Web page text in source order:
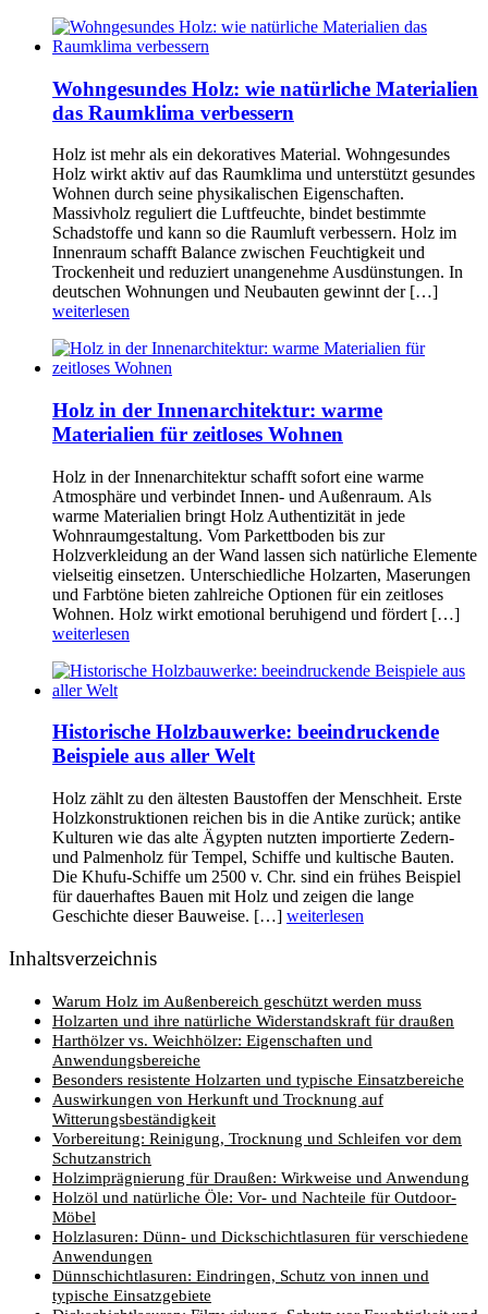
Wohngesundes Holz: wie natürliche Materialien
das Raumklima verbessern
Holz ist mehr als ein dekoratives Material. Wohngesundes
Holz wirkt aktiv auf das Raumklima und unterstützt gesundes
Wohnen durch seine physikalischen Eigenschaften.
Massivholz reguliert die Luftfeuchte, bindet bestimmte
Schadstoffe und kann so die Raumluft verbessern. Holz im
Innenraum schafft Balance zwischen Feuchtigkeit und
Trockenheit und reduziert unangenehme Ausdünstungen. In
deutschen Wohnungen und Neubauten gewinnt der […]
weiterlesen
Holz in der Innenarchitektur: warme
Materialien für zeitloses Wohnen
Holz in der Innenarchitektur schafft sofort eine warme
Atmosphäre und verbindet Innen- und Außenraum. Als
warme Materialien bringt Holz Authentizität in jede
Wohnraumgestaltung. Vom Parkettboden bis zur
Holzverkleidung an der Wand lassen sich natürliche Elemente
vielseitig einsetzen. Unterschiedliche Holzarten, Maserungen
und Farbtöne bieten zahlreiche Optionen für ein zeitloses
Wohnen. Holz wirkt emotional beruhigend und fördert […]
weiterlesen
Historische Holzbauwerke: beeindruckende
Beispiele aus aller Welt
Holz zählt zu den ältesten Baustoffen der Menschheit. Erste
Holzkonstruktionen reichen bis in die Antike zurück; antike
Kulturen wie das alte Ägypten nutzten importierte Zedern-
und Palmenholz für Tempel, Schiffe und kultische Bauten.
Die Khufu-Schiffe um 2500 v. Chr. sind ein frühes Beispiel
für dauerhaftes Bauen mit Holz und zeigen die lange
Geschichte dieser Bauweise. […] weiterlesen
Inhaltsverzeichnis
Warum Holz im Außenbereich geschützt werden muss
Holzarten und ihre natürliche Widerstandskraft für draußen
Harthölzer vs. Weichhölzer: Eigenschaften und
Anwendungsbereiche
Besonders resistente Holzarten und typische Einsatzbereiche
Auswirkungen von Herkunft und Trocknung auf
Witterungsbeständigkeit
Vorbereitung: Reinigung, Trocknung und Schleifen vor dem
Schutzanstrich
Holzimprägnierung für Draußen: Wirkweise und Anwendung
Holzöl und natürliche Öle: Vor- und Nachteile für Outdoor-
Möbel
Holzlasuren: Dünn- und Dickschichtlasuren für verschiedene
Anwendungen
Dünnschichtlasuren: Eindringen, Schutz von innen und
typische Einsatzgebiete